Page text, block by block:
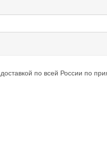
по всей России по